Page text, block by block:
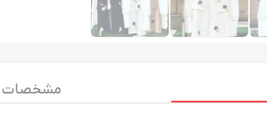
مشخصات